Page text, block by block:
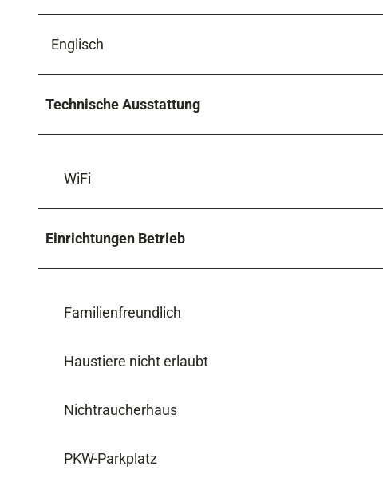
Englisch
Technische Ausstattung
WiFi
Einrichtungen Betrieb
Familienfreundlich
Haustiere nicht erlaubt
Nichtraucherhaus
PKW-Parkplatz